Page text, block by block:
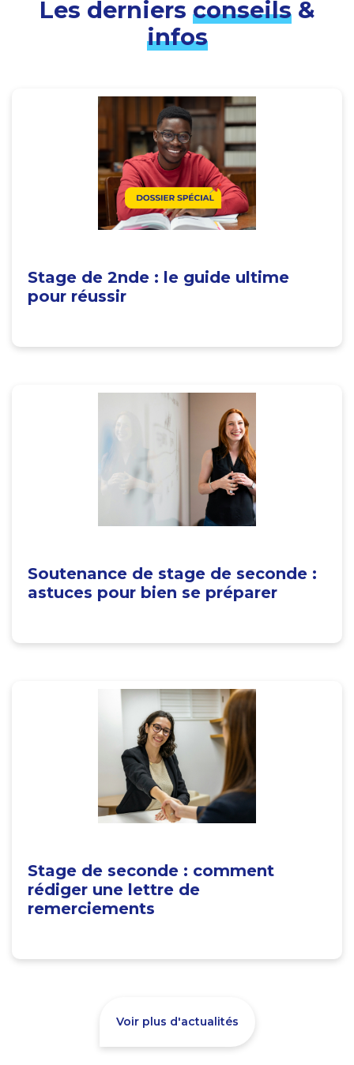
Les derniers conseils&
infos
Stage de 2nde : le guide ultime
pour réussir
Soutenance de stage de seconde :
astuces pour bien se préparer
Stage de seconde : comment
rédiger une lettre de
remerciements
Voir plus d'actualités